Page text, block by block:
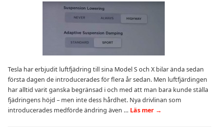
Tesla har erbjudit luftfjädring till sina Model S och X bilar ända sedan
första dagen de introducerades för flera år sedan. Men luftfjärdingen
har alltid varit ganska begränsad i och med att man bara kunde ställa
fjädringens höjd – men inte dess hårdhet. Nya drivlinan som
introducerades medförde ändring även … Läs mer →